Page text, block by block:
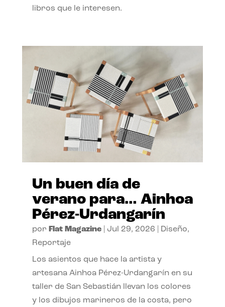
libros que le interesen.
Un buen día de
verano para… Ainhoa
Pérez-Urdangarín
por Flat Magazine| Jul 29, 2026 Diseño,
Reportaje
Los asientos que hace la artista y
artesana Ainhoa Pérez-Urdangarín en su
taller de San Sebastián llevan los colores
y los dibujos marineros de la costa, pero